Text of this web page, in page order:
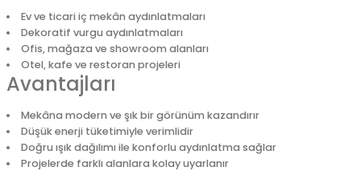
Ev ve ticari iç mekân aydınlatmaları
Dekoratif vurgu aydınlatmaları
Ofis, mağaza ve showroom alanları
Otel, kafe ve restoran projeleri
Avantajları
Mekâna modern ve şık bir görünüm kazandırır
Düşük enerji tüketimiyle verimlidir
Doğru ışık dağılımı ile konforlu aydınlatma sağlar
Projelerde farklı alanlara kolay uyarlanır